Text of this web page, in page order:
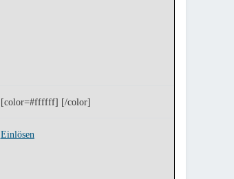
[color=#ffffff] [/color]
Einlösen